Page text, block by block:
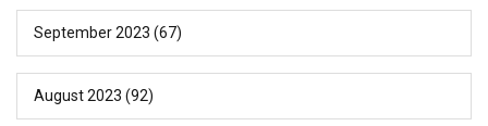
September 2023 (67)
August 2023 (92)